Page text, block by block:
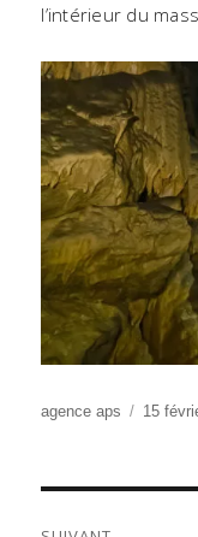
l’intérieur du
Auteur
agence aps
Publié
15